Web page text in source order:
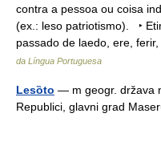
contra a pessoa ou coisa
(ex.: leso patriotismo). ‣
passado de laedo, ere,
da Língua Portuguesa
Lesȍto — m geogr. država
Republici, glavni grad